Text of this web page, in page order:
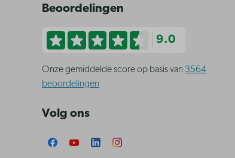
Beoordelingen
9.0
Onze gemiddelde score op basis van 3564
beoordelingen
Volg ons